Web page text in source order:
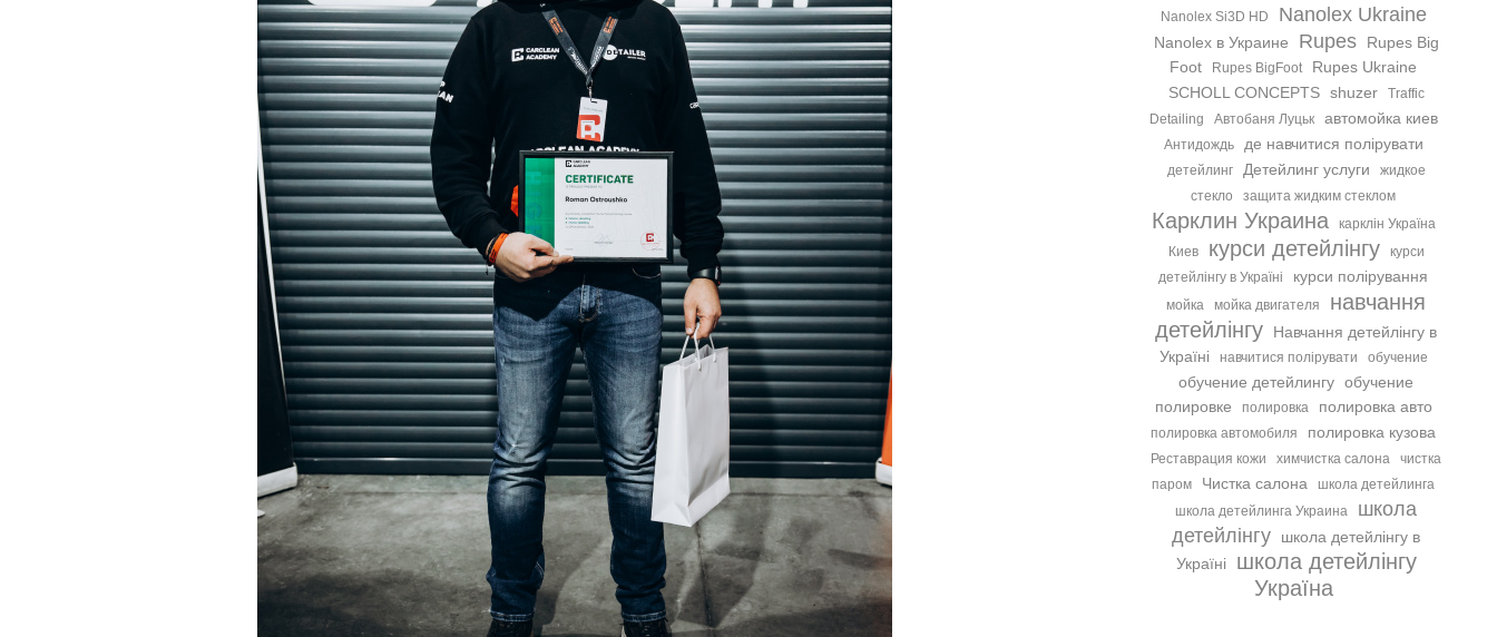
Nanolex Si3D HD
Nanolex Ukraine
Nanolex в Украине Rupes
Rupes Big
Foot
Rupes BigFoot
Rupes Ukraine
SCHOLL CONCEPTS shuzer
Traffic
Detailing
Автобаня Луцьк автомойка киев
Антидождь де навчитися полірувати
детейлинг Детейлинг услуги
жидкое
стекло
защита жидким стеклом
Карклин Украина
карклін Україна
Киев
курси детейлінгу
курси
детейлінгу в Україні
курси полірування
мойка мойка двигателя
навчання
детейлінгу
Навчання детейлінгу в
Україні
навчитися полірувати обучение
обучение детейлингу обучение
полировке
полировка полировка авто
полировка автомобиля полировка кузова
Реставрация кожи химчистка салона
чистка
паром
Чистка салона
школа детейлинга
школа детейлинга Украина
школа
детейлінгу
школа детейлінгу в
Україні
школа детейлінгу
Україна